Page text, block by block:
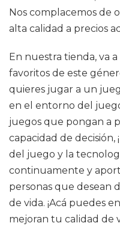
Nos complacemos de
alta calidad a precios
En nuestra tienda, va
favoritos de este
quieres jugar a un
en el entorno del
juegos que pongan a
capacidad de decisión,
del juego y la
continuamente y
personas que desean
de vida. ¡Acá puedes
mejoran tu calidad de